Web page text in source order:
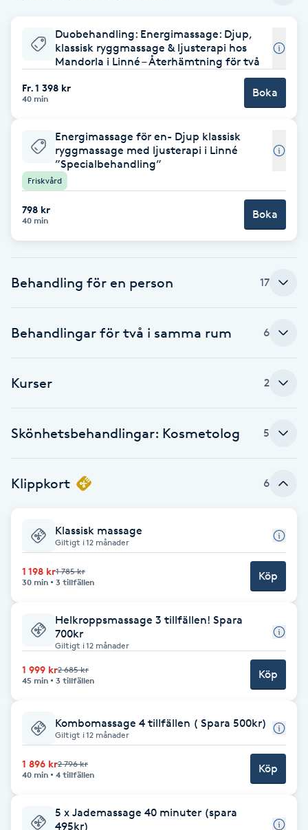
Bambumassage
Barber
Barnklippning
BIAB
Blowout
Brynformning
Brynplockning
Coachning
Color correction
Cryoterapi
Damklippning
Enzympeeling
Duobehandling: Energimassage: Djup,
klassisk ryggmassage & ljusterapi hos
Mandorla i Linné – Återhämtning för två
Fr. 1 398 kr
40 min Boka
Energimassage för en- Djup klassisk
ryggmassage med ljusterapi i Linné
”Specialbehandling”
Friskvård
798 kr
40 min Boka
Behandling för en person 17
Behandlingar för två i samma rum 6
Kurser 2
Skönhetsbehandlingar: Kosmetolog 5
Klippkort 6
Klassisk massage
Giltigt i 12 månader
1 198 kr1 785 kr
30 min
3 tillfällen Köp
Helkroppsmassage 3 tillfällen! Spara
700kr
Giltigt i 12 månader
1 999 kr2 685 kr
45 min
3 tillfällen Köp
Kombomassage 4 tillfällen ( Spara 500kr)
Giltigt i 12 månader
1 896 kr2 796 kr
40 min
4 tillfällen Köp
5 x Jademassage 40 minuter (spara
495kr)